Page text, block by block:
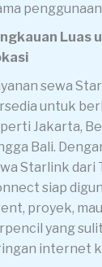
Luas
sewa
untuk
Jakarta,
Bali.
Starlink dari
siap
proyek,
yang
internet